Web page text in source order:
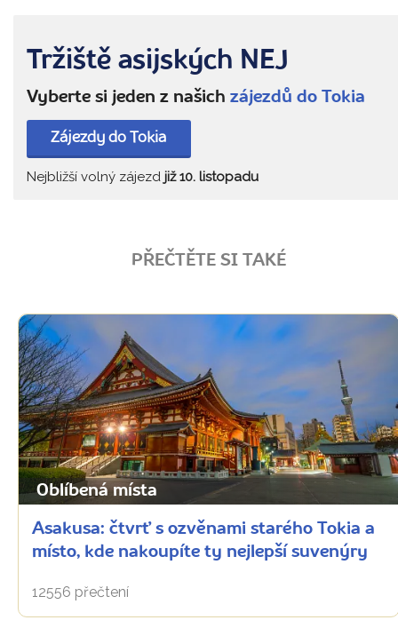
Tržiště asijských NEJ
Vyberte si jeden z našich zájezdů do Tokia
Zájezdy do Tokia
Nejbližší volný zájezd již 10. listopadu
PŘEČTĚTE SI TAKÉ
Oblíbená místa
Asakusa: čtvrť s ozvěnami starého Tokia a
místo, kde nakoupíte ty nejlepší suvenýry
12556 přečtení